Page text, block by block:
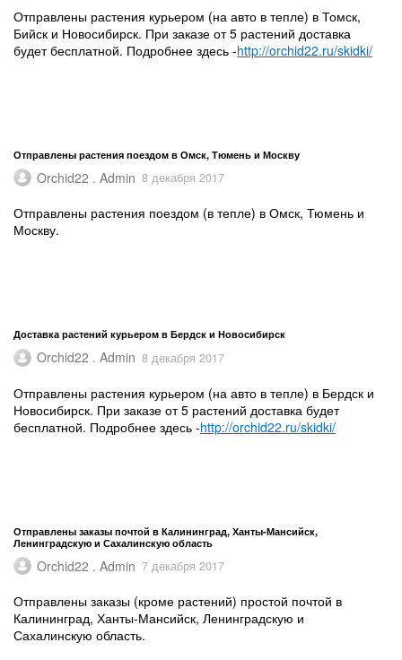
Отправлены растения курьером (на авто в тепле) в Томск,
Бийск и Новосибирск. При заказе от 5 растений доставка
будет бесплатной. Подробнее здесь -http://orchid22.ru/skidki/
Отправлены растения поездом в Омск, Тюмень и Москву
Orchid22 . Admin 8 декабря 2017
Отправлены растения поездом (в тепле) в Омск, Тюмень и
Москву.
Доставка растений курьером в Бердск и Новосибирск
Orchid22 . Admin 8 декабря 2017
Отправлены растения курьером (на авто в тепле) в Бердск и
Новосибирск. При заказе от 5 растений доставка будет
бесплатной. Подробнее здесь -http://orchid22.ru/skidki/
Отправлены заказы почтой в Калининград, Ханты-Мансийск,
Ленинградскую и Сахалинскую область
Orchid22 . Admin 7 декабря 2017
Отправлены заказы (кроме растений) простой почтой в
Калининград, Ханты-Мансийск, Ленинградскую и
Сахалинскую область.